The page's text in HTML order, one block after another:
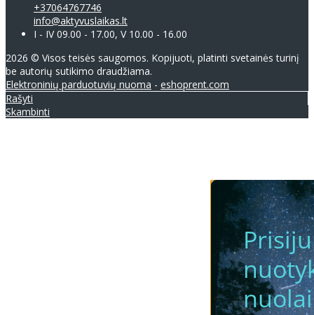
+37064767746
info@aktyvuslaikas.lt
I - IV 09.00 - 17.00, V 10.00 - 16.00
2026 © Visos teisės saugomos. Kopijuoti, platinti svetainės turinį
be autorių sutikimo draudžiama.
Elektroninių parduotuvių nuoma - eshoprent.com
Rašyti
Skambinti